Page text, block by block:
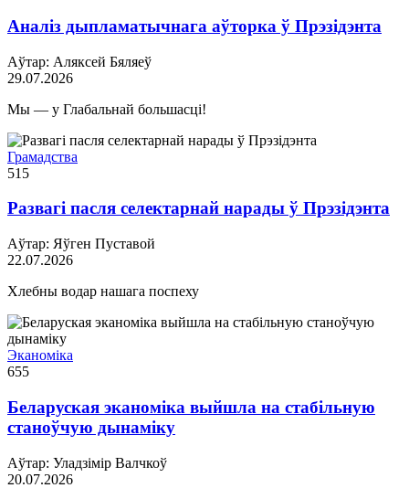
Аналіз дыпламатычнага аўторка ў Прэзідэнта
Аўтар: Аляксей Бяляеў
29.07.2026
Мы — у Глабальнай большасці!
Грамадства
515
Развагі пасля селектарнай нарады ў Прэзідэнта
Аўтар: Яўген Пуставой
22.07.2026
Хлебны водар нашага поспеху
Эканоміка
655
Беларуская эканоміка выйшла на стабільную
станоўчую дынаміку
Аўтар: Уладзімір Валчкоў
20.07.2026